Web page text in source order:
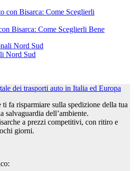
Bisarca: Come Sceglierli Bene
Nord Sud
fa risparmiare sulla spedizione della tua
salvaguardia dell’ambiente.
a prezzi competitivi, con ritiro e
giorni.